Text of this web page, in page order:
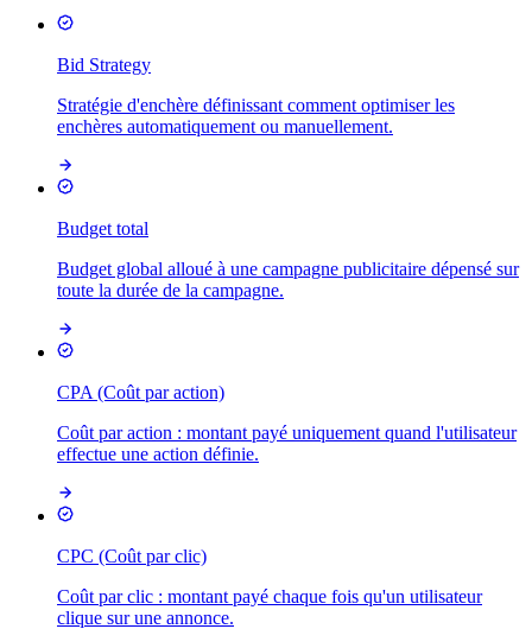
Bid Strategy
Stratégie d'enchère définissant comment optimiser les
enchères automatiquement ou manuellement.
Budget total
Budget global alloué à une campagne publicitaire dépensé sur
toute la durée de la campagne.
CPA (Coût par action)
Coût par action : montant payé uniquement quand l'utilisateur
effectue une action définie.
CPC (Coût par clic)
Coût par clic : montant payé chaque fois qu'un utilisateur
clique sur une annonce.